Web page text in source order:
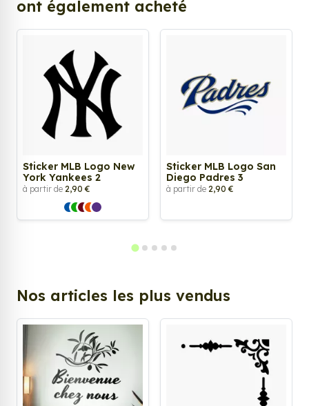
ont également acheté
Sticker MLB Logo New
York Yankees 2
à partir de 2,90 €
Sticker MLB Logo San
Diego Padres 3
à partir de 2,90 €
Nos articles les plus vendus